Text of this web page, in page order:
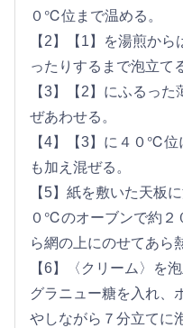
０℃位まで温める。
【2】【1】を湯煎か
ったりするまで泡立て
【3】【2】にふるっ
ぜあわせる。
【4】【3】に４０℃
も加え混ぜる。
【5】紙を敷いた天板
０℃のオーブンで約２
ら網の上にのせてあら
【6】〈クリーム〉を
グラニュー糖を入れ、
やしながら７分立てに